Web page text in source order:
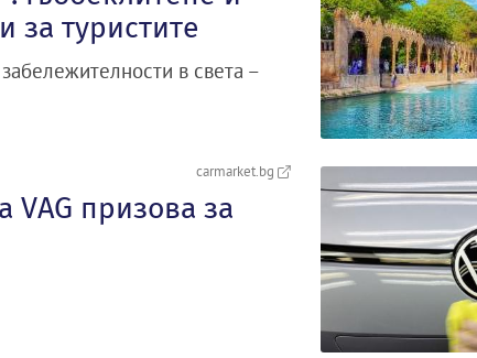
туристите
в света –
carmarket.bg
призова за